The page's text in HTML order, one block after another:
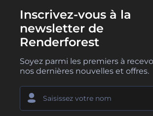
Inscrivez-vous à la
newsletter de
Renderforest
Soyez parmi les premiers à
nos dernières nouvelles et offres.